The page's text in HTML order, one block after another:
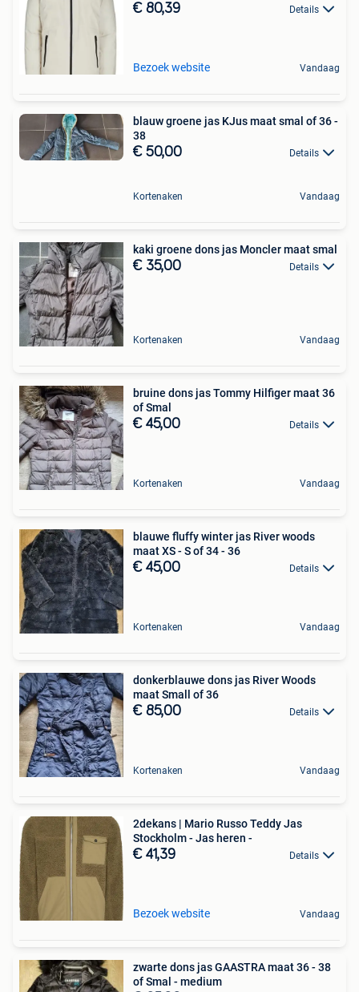
€ 80,39 Details
Bezoek website Vandaag
blauw groene jas KJus maat smal of 36 -
38
€ 50,00 Details
Kortenaken Vandaag
kaki groene dons jas Moncler maat smal
€ 35,00 Details
Kortenaken Vandaag
bruine dons jas Tommy Hilfiger maat 36
of Smal
€ 45,00 Details
Kortenaken Vandaag
blauwe fluffy winter jas River woods
maat XS - S of 34 - 36
€ 45,00 Details
Kortenaken Vandaag
donkerblauwe dons jas River Woods
maat Small of 36
€ 85,00 Details
Kortenaken Vandaag
2dekans | Mario Russo Teddy Jas
Stockholm - Jas heren -
€ 41,39 Details
Bezoek website Vandaag
zwarte dons jas GAASTRA maat 36 - 38
of Smal - medium